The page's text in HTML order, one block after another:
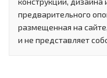
предварительного
размещенная на
и не представляет